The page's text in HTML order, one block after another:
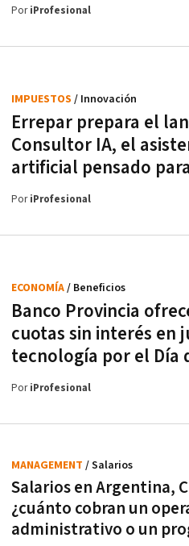
PoriProfesional
Errepar prepara el
Consultor IA, el
artificial pensado
IMPUESTOS / Innovación
PoriProfesional
Banco Provincia
cuotas sin interés en
tecnología por el Día
ECONOMÍA/ Beneficios
PoriProfesional
Salarios en Argentina,
¿cuánto cobran un
administrativo o un
MANAGEMENT / Salarios